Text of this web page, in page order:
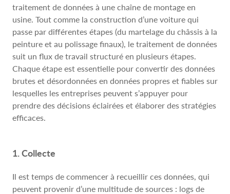
traitement de données à une chaîne de montage en
usine. Tout comme la construction d’une voiture qui
passe par différentes étapes (du martelage du châssis à la
peinture et au polissage finaux), le traitement de données
suit un flux de travail structuré en plusieurs étapes.
Chaque étape est essentielle pour convertir des données
brutes et désordonnées en données propres et fiables sur
lesquelles les entreprises peuvent s’appuyer pour
prendre des décisions éclairées et élaborer des stratégies
efficaces.
1. Collecte
Il est temps de commencer à recueillir ces données, qui
peuvent provenir d’une multitude de sources : logs de